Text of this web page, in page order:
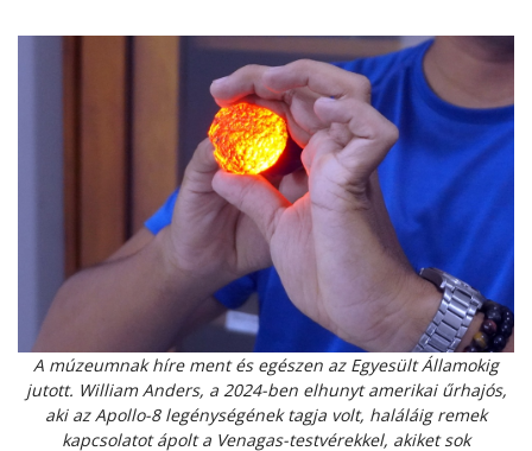
A múzeumnak híre ment és egészen az Egyesült Államokig
jutott. William Anders, a 2024-ben elhunyt amerikai űrhajós,
aki az Apollo-8 legénységének tagja volt, haláláig remek
kapcsolatot ápolt a Venagas-testvérekkel, akiket sok